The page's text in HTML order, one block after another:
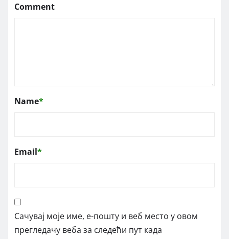
Comment
Name*
Email*
Сачувај моје име, е-пошту и веб место у овом
прегледачу веба за следећи пут када